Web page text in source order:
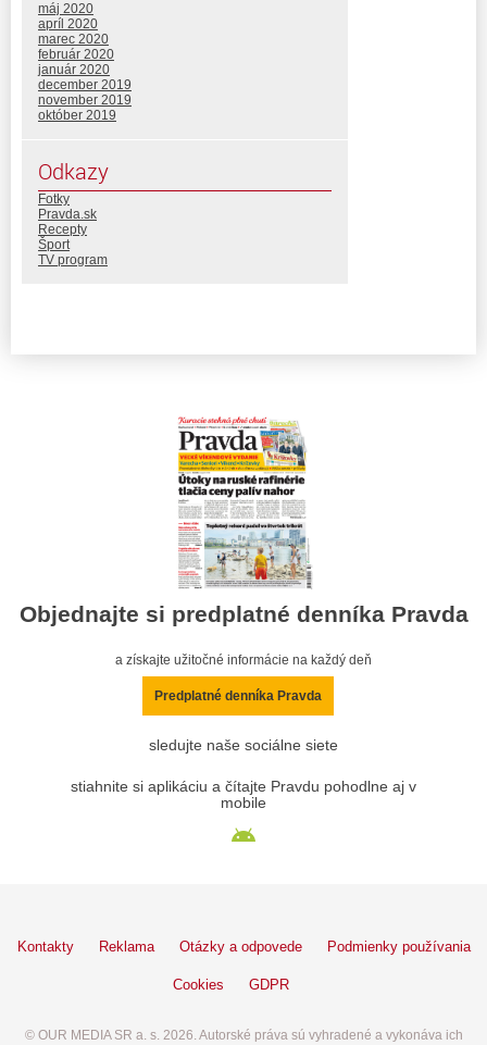
máj 2020
apríl 2020
marec 2020
február 2020
január 2020
december 2019
november 2019
október 2019
Odkazy
Fotky
Pravda.sk
Recepty
Šport
TV program
Objednajte si predplatné denníka Pravda
a získajte užitočné informácie na každý deň
Predplatné denníka Pravda
sledujte naše sociálne siete
stiahnite si aplikáciu a čítajte Pravdu pohodlne aj v
mobile
Kontakty Reklama Otázky a odpovede Podmienky používania
Cookies GDPR
© OUR MEDIA SR a. s. 2026. Autorské práva sú vyhradené a vykonáva ich